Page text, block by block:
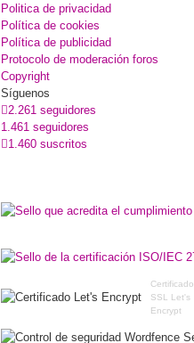
Politica de privacidad
Política de cookies
Política de publicidad
Protocolo de moderación foros
Copyright
Síguenos
2.261 seguidores
1.461 seguidores
1.460 suscritos
Certificado
SSL Let's
Encrypt